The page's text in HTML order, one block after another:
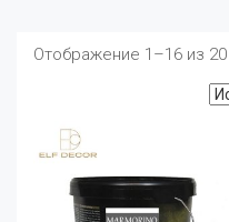
Отображение 1–16 из 20